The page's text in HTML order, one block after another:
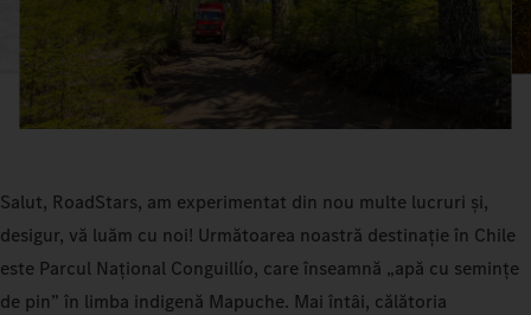
Salut, RoadStars, am experimentat din nou multe lucruri și,
desigur, vă luăm cu noi! Următoarea noastră destinație în Chile
este Parcul Național Conguillío, care înseamnă „apă cu semințe
de pin” în limba indigenă Mapuche. Mai întâi, călătoria